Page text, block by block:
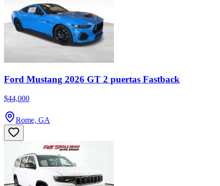
Ford Mustang 2026 GT 2 puertas Fastback
$44,000
Rome, GA